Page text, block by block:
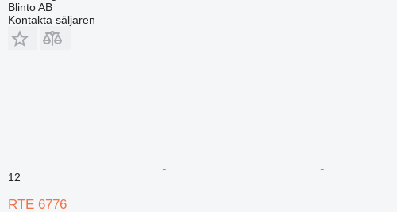
Blinto AB
Kontakta säljaren
12
RTE 6776